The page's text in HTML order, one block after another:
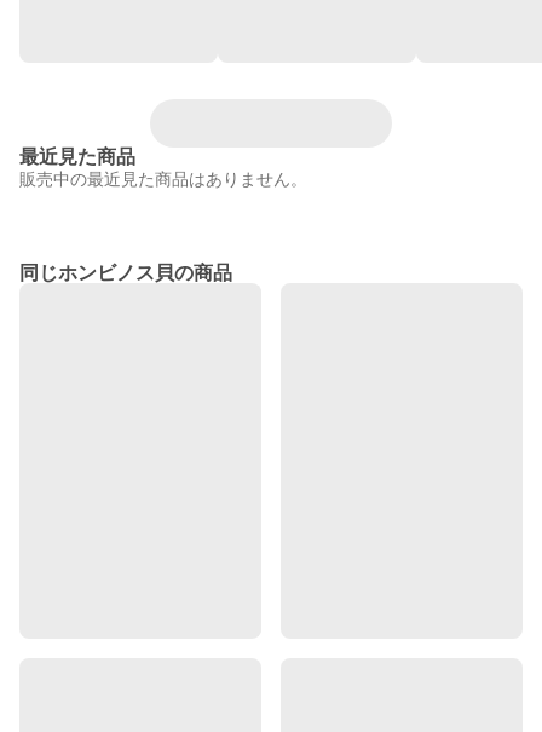
最近見た商品
販売中の最近見た商品はありません。
同じホンビノス貝の商品